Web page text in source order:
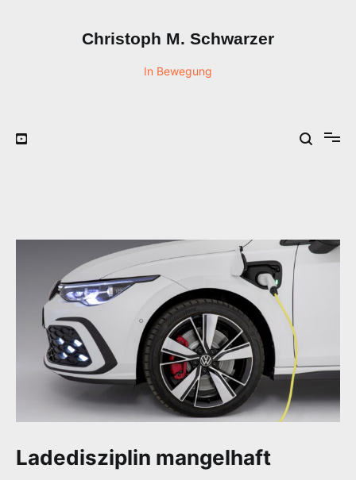
Christoph M. Schwarzer
In Bewegung
Ladedisziplin mangelhaft